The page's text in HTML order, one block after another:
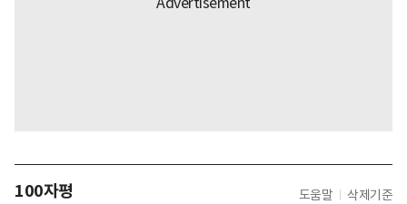
100자평 도움말 삭제기준